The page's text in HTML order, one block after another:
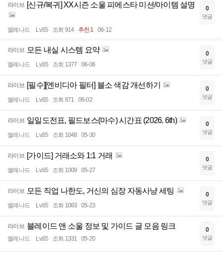
라이브 [신규/복귀] XX시즌 소울 피에스타 미션/아이템 설명
엘레나드 Lv.65 조회 914 추천 1 06-12
0
댓글
라이브 모든 내실 시스템 요약
엘레나드 Lv.65 조회 1377 06-06
0
댓글
라이브 [필수][엔비디아 필터] 블소 색감 개선하기
엘레나드 Lv.65 조회 871 06-02
0
댓글
라이브 일일도전표, 필드보스(마수) 시간표 (2026. 6th)
엘레나드 Lv.65 조회 1048 05-30
0
댓글
라이브 [가이드] 거래소와 1:1 거래
엘레나드 Lv.65 조회 1009 05-27
0
댓글
라이브 모든 직업 나한도, 거신의 심장 자동사냥 세팅
엘레나드 Lv.65 조회 1083 05-23
0
댓글
라이브 블레이드 앤 소울 정보 및 가이드 글 모음 링크
엘레나드 Lv.65 조회 1331 05-20
0
댓글